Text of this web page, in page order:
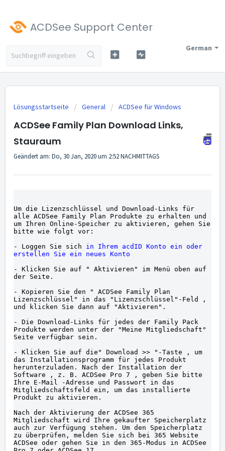
ACDSee Support Center
German
Lösungsstartseite General ACDSee für Windows
ACDSee Family Plan Download Links,
Stauraum
Geändert am: Do, 30 Jan, 2020 um 2:52 NACHMITTAGS
Um die Lizenzschlüssel und Download-Links für
alle ACDSee Family Plan Produkte zu erhalten und
um Ihren Online-Speicher zu aktivieren, gehen Sie
bitte wie folgt vor:
- Loggen Sie sich in Ihrem acdID Konto ein oder
erstellen Sie ein neues Konto
- Klicken Sie auf " Aktivieren" im Menü oben auf
der Seite.
- Kopieren Sie den " ACDSee Family Plan
Lizenzschlüssel" in das "Lizenzschlüssel"-Feld ,
und klicken Sie dann auf "Aktivieren".
- Die Download-Links für jedes der Family Pack
Produkte werden unter der "Meine Mitgliedschaft"
Seite verfügbar sein.
- Klicken Sie auf die" Download >> "-Taste , um
das Installationsprogramm für jedes Produkt
herunterzuladen. Nach der Installation der
Software , z. B. ACDSee Pro 7 , geben Sie bitte
Ihre E-Mail -Adresse und Passwort in das
Mitgliedschaftsfeld ein, um das installierte
Produkt zu aktivieren.
Nach der Aktivierung der ACDSee 365
Mitgliedschaft wird Ihre gekaufter Speicherplatz
auch zur Verfügung stehen. Um den Speicherplatz
zu überprüfen, melden Sie sich bei 365 Website
ACDSee oder gehen Sie in den 365-Modus in ACDSee